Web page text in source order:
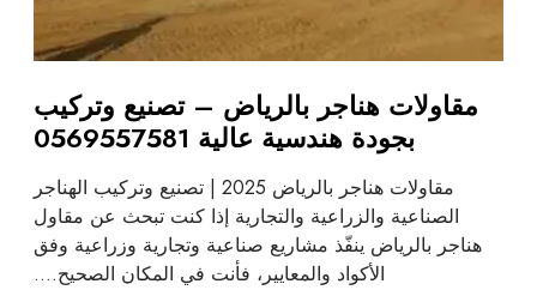
مقاولات هناجر بالرياض – تصنيع وتركيب
بجودة هندسية عالية 0569557581
مقاولات هناجر بالرياض 2025 | تصنيع وتركيب الهناجر
الصناعية والزراعية والتجارية إذا كنت تبحث عن مقاول
هناجر بالرياض ينفّذ مشاريع صناعية وتجارية وزراعية وفق
الأكواد والمعايير، فأنت في المكان الصحيح.…